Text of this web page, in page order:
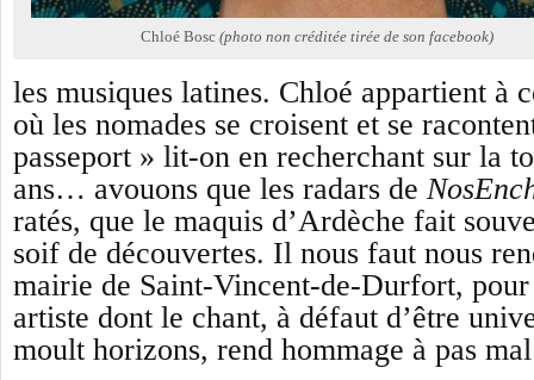
Chloé Bosc (photo non créditée tirée de son facebook)
les musiques latines. Chloé appartient à
où les nomades se croisent et se
passeport » lit-on en recherchant sur la
ans… avouons que les radars de
ratés, que le maquis d’Ardèche fait
soif de découvertes. Il nous faut nous
mairie de Saint-Vincent-de-Durfort,
artiste dont le chant, à défaut d’être
moult horizons, rend hommage à pas